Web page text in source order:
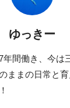
ゆっきー
年間働き、今は
ままの日常と